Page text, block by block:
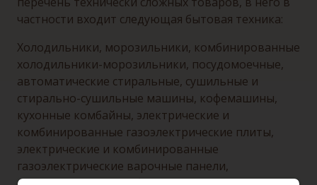
частности входит следующая бытовая техника:
Холодильники, морозильники, комбинированные
холодильники-морозильники, посудомоечные,
автоматические стиральные, сушильные и
стирально-сушильные машины, кофемашины,
кухонные комбайны, электрические и
комбинированные газоэлектрические плиты,
электрические и комбинированные
газоэлектрические варочные панели,